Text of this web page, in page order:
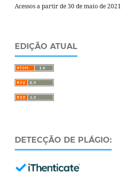
Acessos a partir de 30 de maio de 2021
EDIÇÃO ATUAL
DETECÇÃO DE PLÁGIO: